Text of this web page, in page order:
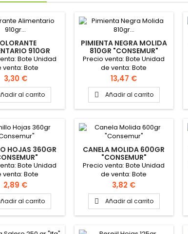
910GR
Bote Unidad
venta: Bote
Precio
3,30 €
al carrito
PIMIENTA NEGRA MOLIDA
810GR "CONSEMUR"
Precio venta: Bote Unidad
de venta: Bote
Precio
13,47 €
 Añadir al carrito
HOJAS 360GR
Bote Unidad
venta: Bote
Precio
2,89 €
al carrito
CANELA MOLIDA 600GR
"CONSEMUR"
Precio venta: Bote Unidad
de venta: Bote
Precio
3,82 €
 Añadir al carrito